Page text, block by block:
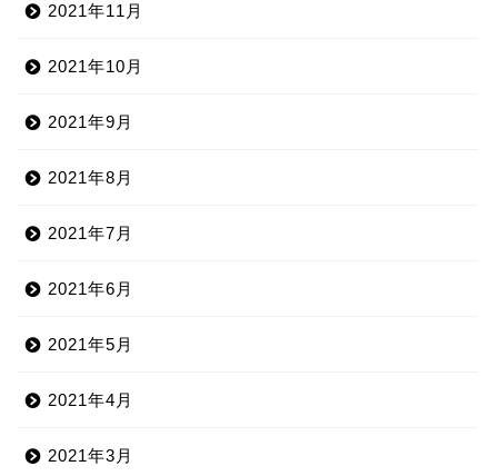
2021年11月
2021年10月
2021年9月
2021年8月
2021年7月
2021年6月
2021年5月
2021年4月
2021年3月